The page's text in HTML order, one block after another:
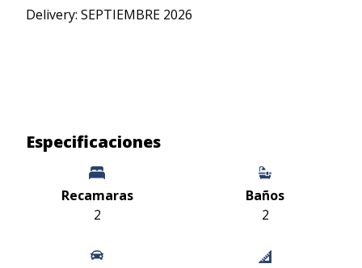
Delivery: SEPTIEMBRE 2026
Especificaciones
Recamaras
2
Baños
2